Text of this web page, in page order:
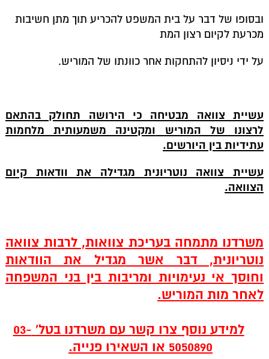
ובסופו של דבר על בית המשפט להכריע תוך מתן חשיבות
מכרעת לקיום רצון המת
על ידי ניסיון להתחקות אחר כוונתו של המוריש.
עשיית צוואה מבטיחה כי הירושה תחולק בהתאם
לרצונו של המוריש ומקטינה משמעותית מלחמות
עתידיות בין היורשים.
עשיית צוואה נוטריונית מגדילה את וודאות קיום
הצוואה.
משרדנו מתמחה בעריכת צוואות, לרבות צוואה
נוטריונית, דבר אשר מגדיל את הוודאות
וחוסך אי נעימויות ומריבות בין בני המשפחה
לאחר מות המוריש.
למידע נוסף צרו קשר עם משרדנו בטל' 03-
5050890 או השאירו פנייה.